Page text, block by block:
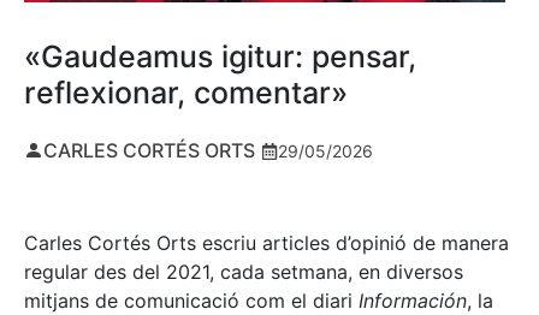
«Gaudeamus igitur: pensar,
reflexionar, comentar»
CARLES CORTÉS ORTS 29/05/2026
Carles Cortés Orts escriu articles d’opinió de manera
regular des del 2021, cada setmana, en diversos
mitjans de comunicació com el diari Información, la